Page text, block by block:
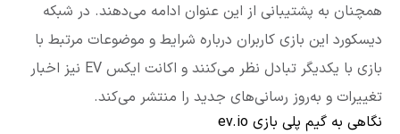
همچنان به پشتیبانی از این عنوان ادامه می‌دهند. در شبکه
دیسکورد این بازی کاربران درباره شرایط و موضوعات مرتبط با
بازی با یکدیگر تبادل نظر می‌کنند و اکانت ایکس EV نیز اخبار
تغییرات و به‌روز رسانی‌های جدید را منتشر می‌کند.
نگاهی به گیم پلی بازی ev.io